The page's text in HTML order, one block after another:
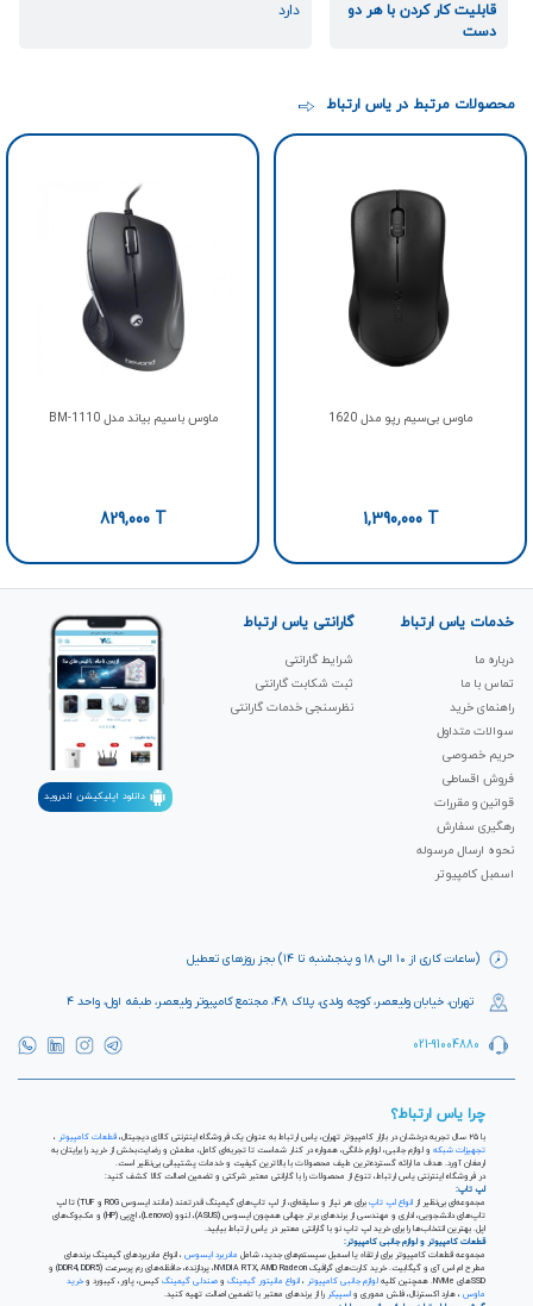
قابلیت کار کردن با هر دو
دست
دارد
محصولات مرتبط در یاس ارتباط
ماوس بی‌سیم رپو مدل 1620
1,390,000T
ماوس باسیم بیاند مدل BM-1110
829,000T
(ساعات کاری از ۱۰ الی ۱۸ و پنجشنبه تا ۱۴) بجز روزهای تعطیل
تهران، خیابان ولیعصر، کوچه ولدی، پلاک ۴۸، مجتمع کامپیوتر ولیعصر، طبقه اول، واحد ۴
021-91004880
خدمات یاس ارتباط
درباره ما
تماس با ما
راهنمای خرید
سوالات متداول
حریم خصوصی
فروش اقساطی
قوانین و مقررات
رهگیری سفارش
نحوه ارسال مرسوله
اسمبل کامپیوتر
گارانتی یاس ارتباط
شرایط گارانتی
ثبت شکابت‌ گارانتی
نظرسنجی خدمات گارانتی
دانلود اپلیکیشن اندروید
چرا یاس ارتباط؟
با ۲۵ سال تجربه درخشان در بازار کامپیوتر تهران، یاس ارتباط به عنوان یک فروشگاه اینترنتی کالای دیجیتال، قطعات کامپیوتر
تجهیزات شبکه
و لوازم جانبی، لوازم خانگی، همواره در کنار شماست تا تجربه‌ای کامل، مطمئن و رضایت‌بخش از خرید را برایتان به
ارمغان آورد. هدف ما ارائه گسترده‌ترین طیف محصولات با بالاترین کیفیت و خدمات پشتیبانی بی‌نظیر است.
در فروشگاه اینترنتی یاس ارتباط، تنوع از محصولات را با گارانتی معتبر شرکتی و تضمین اصالت کالا کشف کنید:
لپ تاپ:
مجموعه‌ای بی‌نظیر از انواع لپ تاپ
برای هر نیاز و سلیقه‌ای، از لپ تاپ‌های گیمینگ قدرتمند (مانند ایسوس ROG و TUF) تا لپ
تاپ‌های دانشجویی، اداری و مهندسی از برندهای برتر جهانی همچون ایسوس (ASUS)، لنوو (Lenovo)، اچ‌پی (HP) و مک‌بوک‌های
اپل. بهترین انتخاب‌ها را برای خرید لپ تاپ نو با گارانتی معتبر در یاس ارتباط بیابید.
قطعات کامپیوتر و لوازم جانبی کامپیوتر:
مجموعه قطعات کامپیوتر برای ارتقاء یا اسمبل سیستم‌های جدید، شامل مادربرد ایسوس ، انواع مادربردهای گیمینگ برندهای
مطرح ام اس آی و گیگابیت. خرید کارت‌های گرافیک NVIDIA RTX, AMD Radeon، پردازنده‌، حافظه‌های رم پرسرعت (DDR4, DDR5) و
SSDهای NVMe. همچنین کلیه
لوازم جانبی کامپیوتر انواع مانیتور گیمینگ صندلی گیمینگ
خرید
ماوس
اسپیکر